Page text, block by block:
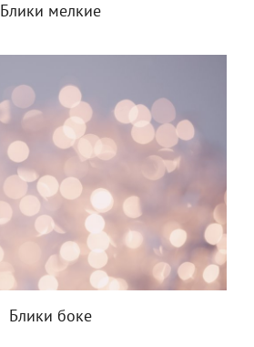
Блики мелкие
Блики боке